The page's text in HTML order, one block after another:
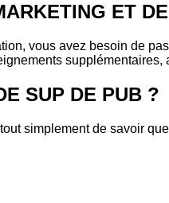
ET
vous avez besoin de
supplémentaires,
SUP DE PUB ?
simplement de savoir